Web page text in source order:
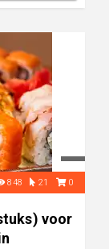
848 21 0
voor